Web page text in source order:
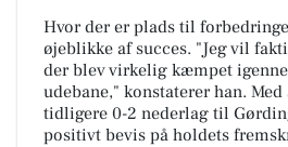
Hvor der er plads til
øjeblikke af succes. "Jeg vil
der blev virkelig kæmpet
udebane," konstaterer han.
tidligere 0-2 nederlag til
positivt bevis på holdets